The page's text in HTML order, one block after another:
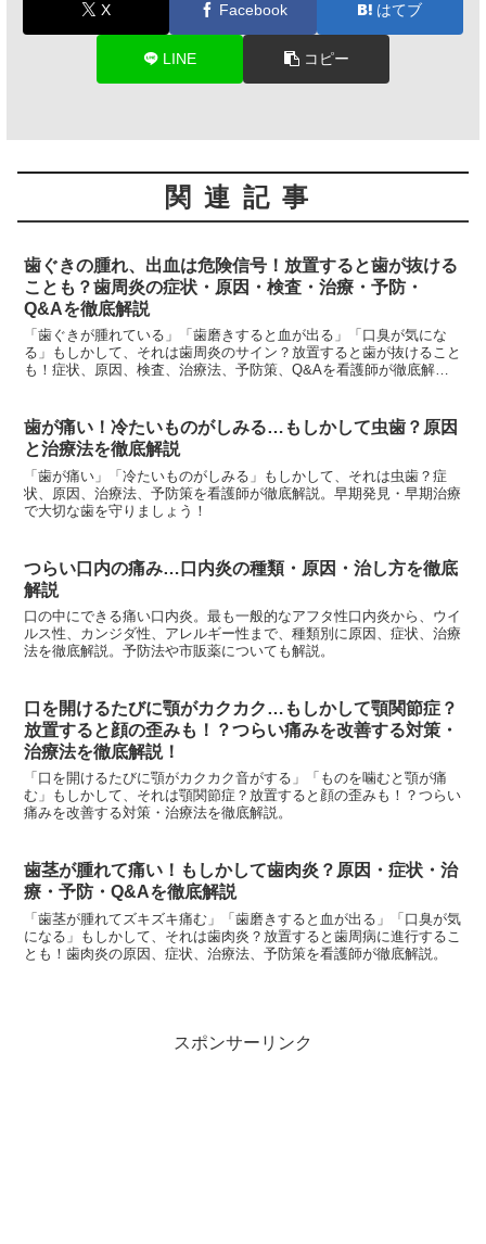
X Facebook はてブ
LINE コピー
関連記事
歯ぐきの腫れ、出血は危険信号！放置すると歯が抜ける
ことも？歯周炎の症状・原因・検査・治療・予防・
Q&Aを徹底解説
「歯ぐきが腫れている」「歯磨きすると血が出る」「口臭が気にな
る」もしかして、それは歯周炎のサイン？放置すると歯が抜けること
も！症状、原因、検査、治療法、予防策、Q&Aを看護師が徹底解
歯が痛い！冷たいものがしみる…もしかして虫歯？原因
と治療法を徹底解説
「歯が痛い」「冷たいものがしみる」もしかして、それは虫歯？症
状、原因、治療法、予防策を看護師が徹底解説。早期発見・早期治療
で大切な歯を守りましょう！
つらい口内の痛み…口内炎の種類・原因・治し方を徹底
解説
口の中にできる痛い口内炎。最も一般的なアフタ性口内炎から、ウイ
ルス性、カンジダ性、アレルギー性まで、種類別に原因、症状、治療
法を徹底解説。予防法や市販薬についても解説。
口を開けるたびに顎がカクカク…もしかして顎関節症？
放置すると顔の歪みも！？つらい痛みを改善する対策・
治療法を徹底解説！
「口を開けるたびに顎がカクカク音がする」「ものを噛むと顎が痛
む」もしかして、それは顎関節症？放置すると顔の歪みも！？つらい
痛みを改善する対策・治療法を徹底解説。
歯茎が腫れて痛い！もしかして歯肉炎？原因・症状・治
療・予防・Q&Aを徹底解説
「歯茎が腫れてズキズキ痛む」「歯磨きすると血が出る」「口臭が気
になる」もしかして、それは歯肉炎？放置すると歯周病に進行するこ
とも！歯肉炎の原因、症状、治療法、予防策を看護師が徹底解説。
スポンサーリンク